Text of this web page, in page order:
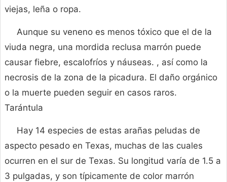
viejas, leña o ropa.
Aunque su veneno es menos tóxico que el de la
viuda negra, una mordida reclusa marrón puede
causar fiebre, escalofríos y náuseas. , así como la
necrosis de la zona de la picadura. El daño orgánico
o la muerte pueden seguir en casos raros.
Tarántula
Hay 14 especies de estas arañas peludas de
aspecto pesado en Texas, muchas de las cuales
ocurren en el sur de Texas. Su longitud varía de 1.5 a
3 pulgadas, y son típicamente de color marrón